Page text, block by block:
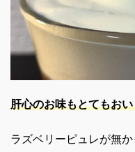
肝心のお味もとてもお
ラズベリーピュレが無